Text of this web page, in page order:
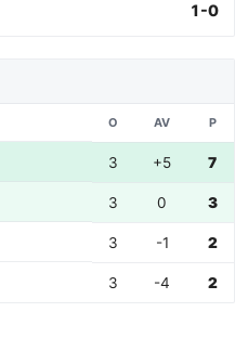
1-0
O AV P
3 +5 7
3 0 3
3 -1 2
3 -4 2